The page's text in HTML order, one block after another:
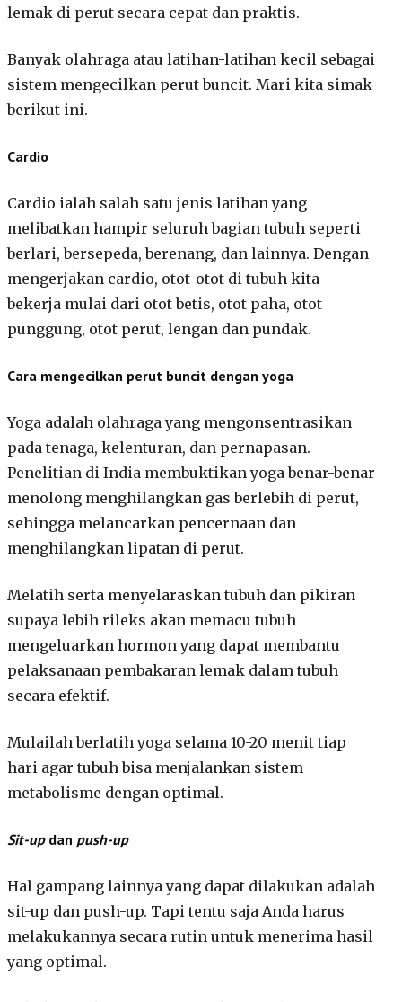
lemak di perut secara cepat dan praktis.
Banyak olahraga atau latihan-latihan kecil sebagai
sistem mengecilkan perut buncit. Mari kita simak
berikut ini.
Cardio
Cardio ialah salah satu jenis latihan yang
melibatkan hampir seluruh bagian tubuh seperti
berlari, bersepeda, berenang, dan lainnya. Dengan
mengerjakan cardio, otot-otot di tubuh kita
bekerja mulai dari otot betis, otot paha, otot
punggung, otot perut, lengan dan pundak.
Cara mengecilkan perut buncit dengan yoga
Yoga adalah olahraga yang mengonsentrasikan
pada tenaga, kelenturan, dan pernapasan.
Penelitian di India membuktikan yoga benar-benar
menolong menghilangkan gas berlebih di perut,
sehingga melancarkan pencernaan dan
menghilangkan lipatan di perut.
Melatih serta menyelaraskan tubuh dan pikiran
supaya lebih rileks akan memacu tubuh
mengeluarkan hormon yang dapat membantu
pelaksanaan pembakaran lemak dalam tubuh
secara efektif.
Mulailah berlatih yoga selama 10-20 menit tiap
hari agar tubuh bisa menjalankan sistem
metabolisme dengan optimal.
Sit-updan push-up
Hal gampang lainnya yang dapat dilakukan adalah
sit-up dan push-up. Tapi tentu saja Anda harus
melakukannya secara rutin untuk menerima hasil
yang optimal.